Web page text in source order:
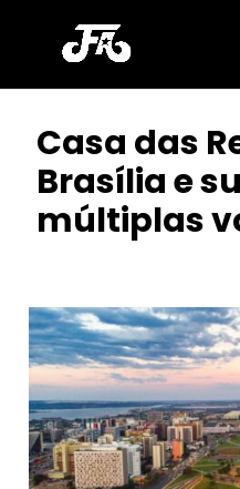
Casa das
Brasília e
múltiplas